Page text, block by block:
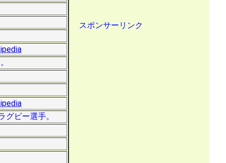
ビー選手。
スポンサーリンク